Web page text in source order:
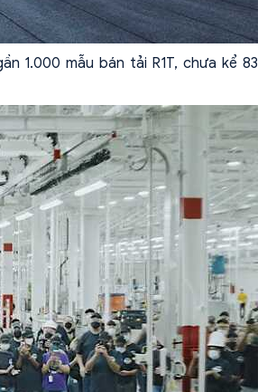
1.000 mẫu bán tải R1T, chưa kể 83